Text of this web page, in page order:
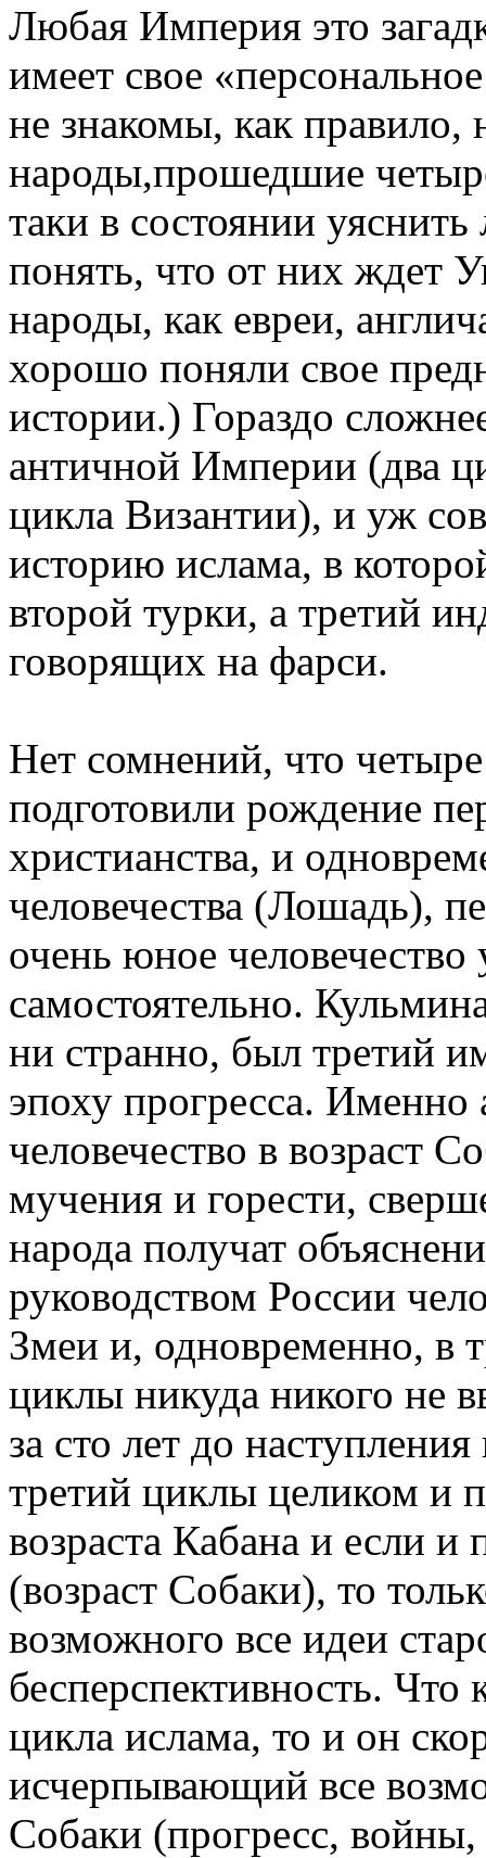
Любая Империя это
имеет свое
не знакомы, как
народы,прошедшие
таки в состоянии уяснить
понять, что от них ждет
народы, как евреи,
хорошо поняли свое
истории.) Гораздо
античной Империи (два
цикла Византии), и уж
историю ислама, в
второй турки, а третий
говорящих на фарси.
Нет сомнений, что
подготовили рождение
христианства, и
человечества (Лошадь),
очень юное человечество
самостоятельно.
ни странно, был третий
эпоху прогресса. Именно
человечество в возраст
мучения и горести,
народа получат
руководством России
Змеи и, одновременно, в
циклы никуда никого не
за сто лет до
третий циклы целиком и
возраста Кабана и если и
(возраст Собаки), то
возможного все идеи
бесперспективность. Что
цикла ислама, то и он
исчерпывающий все
Собаки (прогресс,